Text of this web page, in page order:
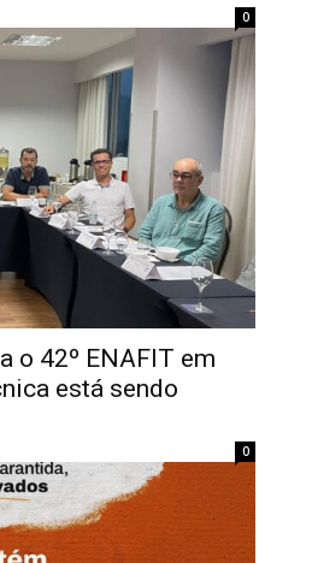
0
o 42º ENAFIT em
está sendo
0